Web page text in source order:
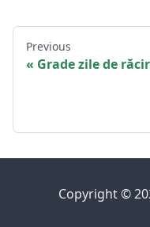
Previous
Grade zile de
Copyright ©